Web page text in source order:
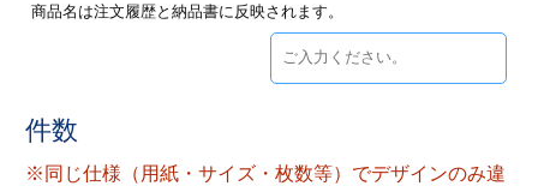
刷
印刷
刷
・・休業日
商品名は注文履歴と納品書に反映されます。
件数
※同じ仕様（用紙・サイズ・枚数等）でデザインのみ違